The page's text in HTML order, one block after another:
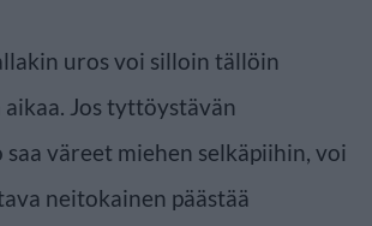
uros voi silloin tällöin
Jos tyttöystävän
väreet miehen selkäpiihin, voi
neitokainen päästää